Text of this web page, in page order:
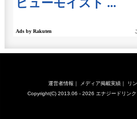
運営者情報 ｜ メディア掲載実績｜ リ
Copyright(C) 2013.06 - 2026 エナジードリン